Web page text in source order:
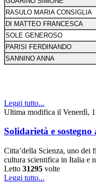
RASULO MARIA CONSIGLIA
DI MATTEO FRANCESCA
SOLE GENEROSO
PARISI FERDINANDO
SANNINO ANNA
Leggi tutto...
Ultima modifica il Venerdì,
Solidarietà e
Citta’della Scienza, uno
cultura scientifica in Italia e
Letto 31295 volte
Leggi tutto...